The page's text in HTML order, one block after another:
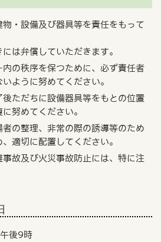
・設備及び器具等を責任をもって
は弁償していただきます。
の秩序を保つために、必ず責任者
ように努めてください。
ただちに設備器具等をもとの位置
努めてください。
の整理、非常の際の誘導等のため
適切に配置してください。
故及び火災事故防止には、特に注
後9時